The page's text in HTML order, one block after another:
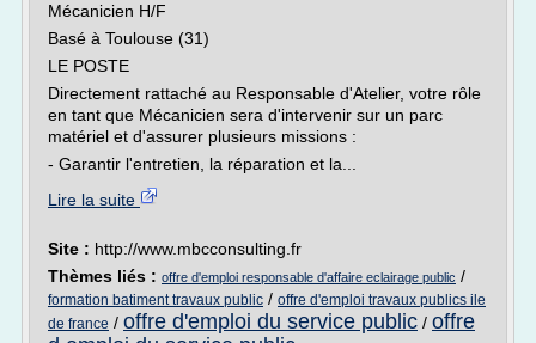
Mécanicien H/F
Basé à Toulouse (31)
LE POSTE
Directement rattaché au Responsable d'Atelier, votre rôle
en tant que Mécanicien sera d'intervenir sur un parc
matériel et d'assurer plusieurs missions :
- Garantir l'entretien, la réparation et la...
Lire la suite
Site : http://www.mbcconsulting.fr
Thèmes liés : offre d'emploi responsable d'affaire eclairage public /
formation batiment travaux public / offre d'emploi travaux publics ile
de france / offre d'emploi du service public / offre